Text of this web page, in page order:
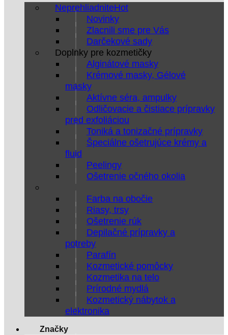
Neprehliadnite
Novinky
Zlacnili sme pre Vás
Darčekové sady
Doplnky pre kozmetičky
Alginátové masky
Krémové masky, Gélové
masky
Aktívne séra, ampulky
Odličovacie a čistiace prípravky
pred exfoliáciou
Toniká a tonizačné prípravky
Špeciálne ošetrujúce krémy a
fluid
Peelingy
Ošetrenie očného okolia
Farba na obočie
Riasy, trsy
Ošetrenie rúk
Depilačné prípravky a
potreby
Parafín
Kozmetické pomôcky
Kozmetika na telo
Prírodné mydlá
Kozmetický nábytok a
elektronika
Značky